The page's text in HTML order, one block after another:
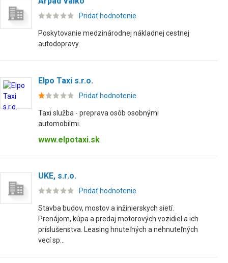
Pridať hodnotenie
Poskytovanie medzinárodnej nákladnej cestnej
autodopravy.
Elpo Taxi s.r.o.
Pridať hodnotenie
Taxi služba - preprava osôb osobnými
automobilmi.
www.elpotaxi.sk
UKE, s.r.o.
Pridať hodnotenie
Stavba budov, mostov a inžinierskych sietí.
Prenájom, kúpa a predaj motorových vozidiel a ich
príslušenstva. Leasing hnuteľných a nehnuteľných
vecí sp...